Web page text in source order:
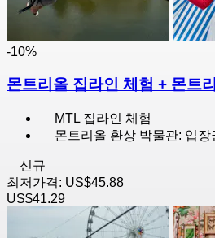
-10%
몬트리올 집라인 체험 + 몬트
MTL 집라인 체험
몬트리올 환상 박물관: 입장
신규
최저가격: US$45.88
US$41.29